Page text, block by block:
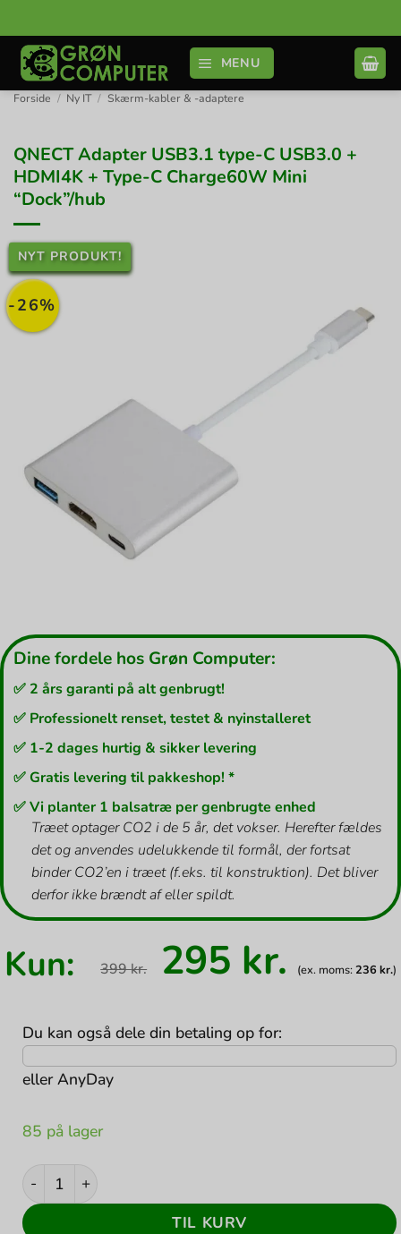
til
indhold
MENU
Forside / Ny IT / Skærm-kabler & -adaptere
QNECT Adapter USB3.1 type-C USB3.0 +
HDMI4K + Type-C Charge60W Mini
“Dock”/hub
-26%
NYT PRODUKT!
Dine fordele hos Grøn Computer:
✅ 2 års garanti på alt genbrugt!
✅ Professionelt renset, testet & nyinstalleret
✅ 1-2 dages hurtig & sikker levering
✅ Gratis levering til pakkeshop! *
✅ Vi planter 1 balsatræ per genbrugte enhed
Træet optager CO2 i de 5 år, det vokser. Herefter fældes
det og anvendes udelukkende til formål, der fortsat
binder CO2’en i træet (f.eks. til konstruktion). Det bliver
derfor ikke brændt af eller spildt.
Kun: 399kr. Den
oprindelige
pris
399 kr..
295 kr. Den
pris
(ex. moms:236 kr.)
Du kan også dele din betaling op for:
ellerAnyDay
85 på lager
QNECT Adapter USB3.1 type-C USB3.0 + HDMI4K +
TIL KURV